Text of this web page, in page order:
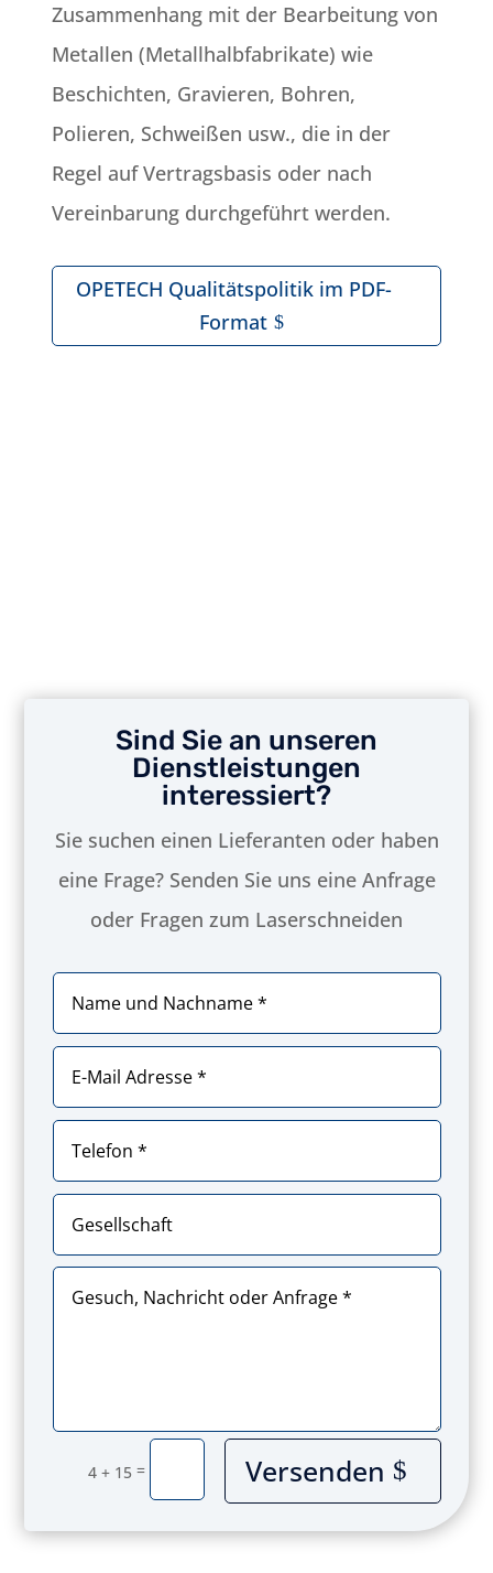
Zusammenhang mit der Bearbeitung von
Metallen (Metallhalbfabrikate) wie
Beschichten, Gravieren, Bohren,
Polieren, Schweißen usw., die in der
Regel auf Vertragsbasis oder nach
Vereinbarung durchgeführt werden.
OPETECH Qualitätspolitik im PDF-
Format
Sind Sie an unseren
Dienstleistungen
interessiert?
Sie suchen einen Lieferanten oder haben
eine Frage? Senden Sie uns eine Anfrage
oder Fragen zum Laserschneiden
4 + 15 = Versenden